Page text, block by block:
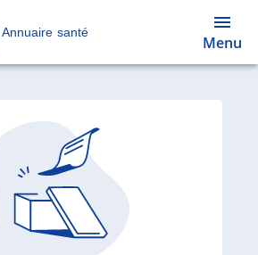
Annuaire santé
Menu